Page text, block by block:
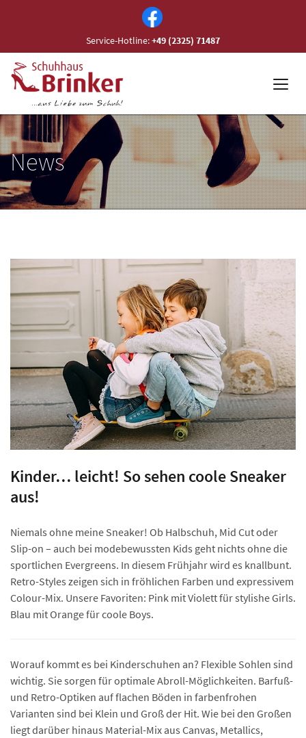
Service-Hotline:+49 (2325) 71487
News
Kinder… leicht! So sehen coole Sneaker
aus!
Niemals ohne meine Sneaker! Ob Halbschuh, Mid Cut oder
Slip-on – auch bei modebewussten Kids geht nichts ohne die
sportlichen Evergreens. In diesem Frühjahr wird es knallbunt.
Retro-Styles zeigen sich in fröhlichen Farben und expressivem
Colour-Mix. Unsere Favoriten: Pink mit Violett für stylishe Girls.
Blau mit Orange für coole Boys.
Worauf kommt es bei Kinderschuhen an? Flexible Sohlen sind
wichtig. Sie sorgen für optimale Abroll-Möglichkeiten. Barfuß-
und Retro-Optiken auf flachen Böden in farbenfrohen
Varianten sind bei Klein und Groß der Hit. Wie bei den Großen
liegt darüber hinaus Material-Mix aus Canvas, Metallics,